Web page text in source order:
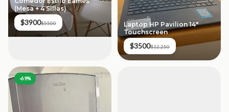
(Mesa + 4 Sillas)
$3900$5500
Laptop HP Pavilion 14"
Touchscreen
$3500$12,250
-69%